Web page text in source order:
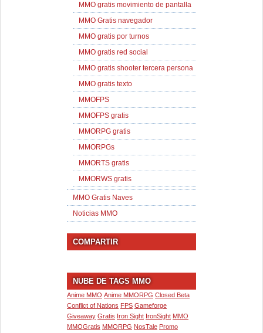
MMO gratis movimiento de pantalla
MMO Gratis navegador
MMO gratis por turnos
MMO gratis red social
MMO gratis shooter tercera persona
MMO gratis texto
MMOFPS
MMOFPS gratis
MMORPG gratis
MMORPGs
MMORTS gratis
MMORWS gratis
MMO Gratis Naves
Noticias MMO
COMPARTIR
NUBE DE TAGS MMO
Anime MMO Anime MMORPG Closed Beta
Conflict of Nations FPS Gameforge
Giveaway Gratis Iron Sight IronSight MMO
MMOGratis MMORPG NosTale Promo